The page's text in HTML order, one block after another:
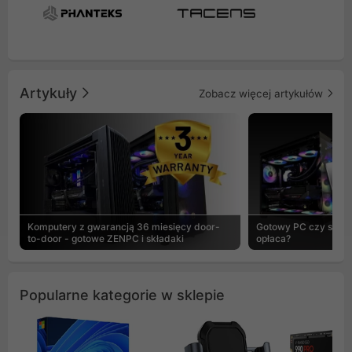
Artykuły Zobacz więcej artykułów
Komputery z gwarancją 36 miesięcy door-
to-door - gotowe ZENPC i składaki
Gotowy PC czy
opłaca?
Popularne kategorie w sklepie